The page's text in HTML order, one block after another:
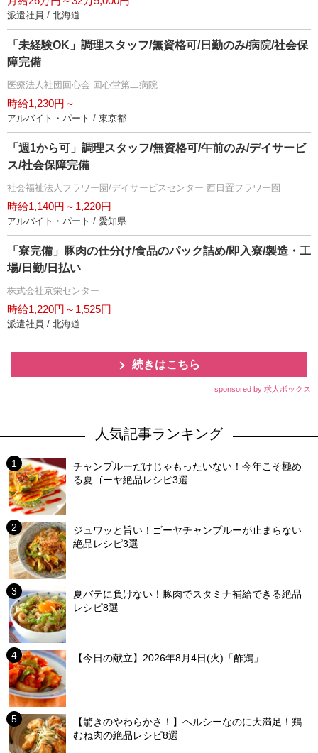
派遣社員 / 北海道
「未経験OK」調理スタッフ/無資格可/日勤のみ/病院/社会保
障完備
医療法人社団回心会 回心堂第二病院
時給1,230円～
アルバイト・パート / 東京都
「週1から可」調理スタッフ/無資格可/午前のみ/デイサービ
ス/社会保障完備
社会福祉法人フラワー園/デイサービスセンター 西日置フラワー園
時給1,140円～1,220円
アルバイト・パート / 愛知県
「寮完備」豚肉の仕分け/食品のパック詰め/即入寮/製造・工
場/日勤/日払い
株式会社京栄センター
時給1,220円～1,525円
派遣社員 / 北海道
続きはこちら
sponsored by 求人ボックス
人気記事ランキング
チャンプルーだけじゃもったいない！今年こそ極め
る夏ゴーヤ絶品レシピ3選
ジュワッと旨い！ゴーヤチャンプルーが止まらない
絶品レシピ3選
夏バテに負けない！豚肉でスタミナ補給できる絶品
レシピ8選
【今日の献立】2026年8月4日(火)「酢鶏」
【驚きのやわらかさ！】ヘルシーなのに大満足！鶏
むね肉の絶品レシピ8選